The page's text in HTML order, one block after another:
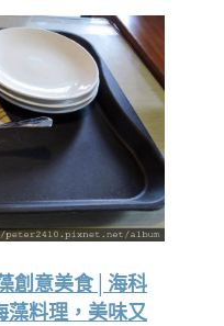
創意美食│海科
藻料理，美味又